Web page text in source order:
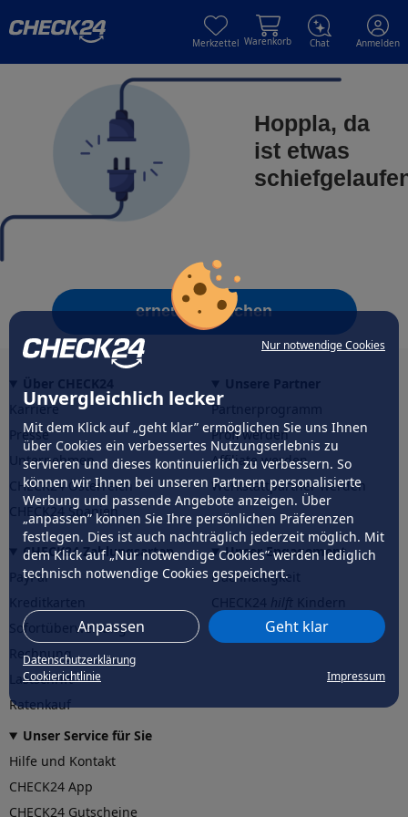
Nur notwendige Cookies
Unvergleichlich lecker
Mit dem Klick auf „geht klar” ermöglichen Sie uns Ihnen
über Cookies ein verbessertes Nutzungserlebnis zu
servieren und dieses kontinuierlich zu verbessern. So
können wir Ihnen bei unseren Partnern personalisierte
Werbung und passende Angebote anzeigen. Über
„anpassen” können Sie Ihre persönlichen Präferenzen
festlegen. Dies ist auch nachträglich jederzeit möglich. Mit
dem Klick auf „Nur notwendige Cookies” werden lediglich
technisch notwendige Cookies gespeichert.
Anpassen Geht klar
Datenschutzerklärung
Cookierichtlinie
Impressum
Merkzettel Warenkorb Chat Anmelden
Hoppla, da
ist etwas
erneut versuchen
Karriere
Presse
Unternehmen
CHECK24 Österreich
CHECK24 Spanien
Partnerprogramm
Profi werden
Affiliate werden
Werkstattpartner werden
CHECK24 Zahlungsarten
PayPal
Sofortüberweisung
Rechnung
Lastschrift
Ratenkauf
Unser Engagement
Nachhaltigkeit
CHECK24hilftder Natur
Unser Service für Sie
Hilfe und Kontakt
CHECK24 App
CHECK24 Gutscheine